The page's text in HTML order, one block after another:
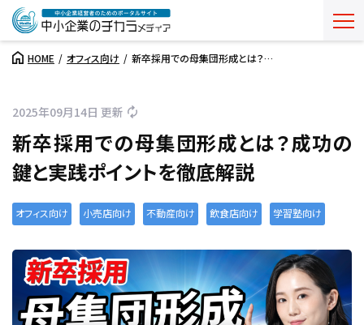
HOME オフィス向け 新卒採用での母集団形成とは？…
2025年09月14日 更新
新卒採用での母集団形成とは？成功の
鍵と実践ポイントを徹底解説
オフィス向け 小売店向け 不動産向け 飲食店向け 学習塾向け